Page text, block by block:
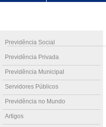
Previdência Social
Previdência Privada
Previdência Municipal
Servidores Públicos
Previdência no Mundo
Artigos